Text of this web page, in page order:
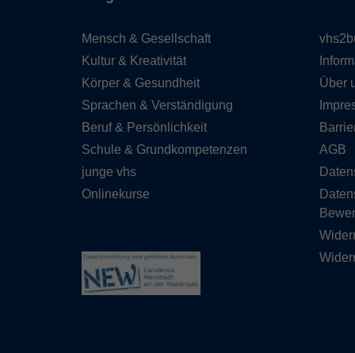
Mensch & Gesellschaft
Kultur & Kreativität
Körper & Gesundheit
Sprachen & Verständigung
Beruf & Persönlichkeit
Schule & Grundkompetenzen
junge vhs
Onlinekurse
Über
AGB